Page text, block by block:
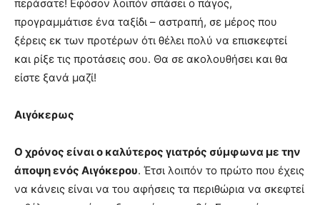
περάσατε! Εφόσον λοιπόν σπάσει ο πάγος,
προγραμμάτισε ένα ταξίδι – αστραπή, σε μέρος που
ξέρεις εκ των προτέρων ότι θέλει πολύ να επισκεφτεί
και ρίξε τις προτάσεις σου. Θα σε ακολουθήσει και θα
είστε ξανά μαζί!
Αιγόκερως
Ο χρόνος είναι ο καλύτερος γιατρός σύμφωνα με την
άποψη ενός Αιγόκερου. Έτσι λοιπόν το πρώτο που έχεις
να κάνεις είναι να του αφήσεις τα περιθώρια να σκεφτεί